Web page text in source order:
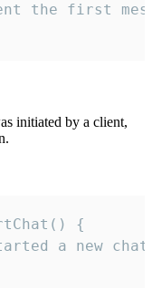
the first
initiated by a client,
{
a new